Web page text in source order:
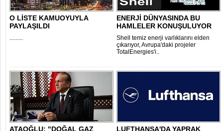
O LİSTE KAMUOYUYLA
PAYLAŞILDI
.........
ENERJİ DÜNYASINDA BU
HAMLELER KONUŞULUYOR
Shell temiz enerji varlıklarını elden
çıkarıyor, Avrupa'daki projeler
TotalEnergies'i..
ATAOĞLU: "DOĞAL GAZ
LUFTHANSA'DA YAPRAK